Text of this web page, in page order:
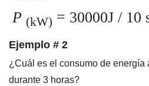
P (kW) = 30000J / 10
Ejemplo # 2
¿Cuál es el consumo de energía
durante 3 horas?